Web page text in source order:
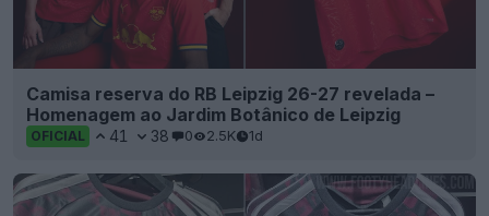
Camisa reserva do RB Leipzig 26-27 revelada –
Homenagem ao Jardim Botânico de Leipzig
OFICIAL 41 38 0 2.5K 1d